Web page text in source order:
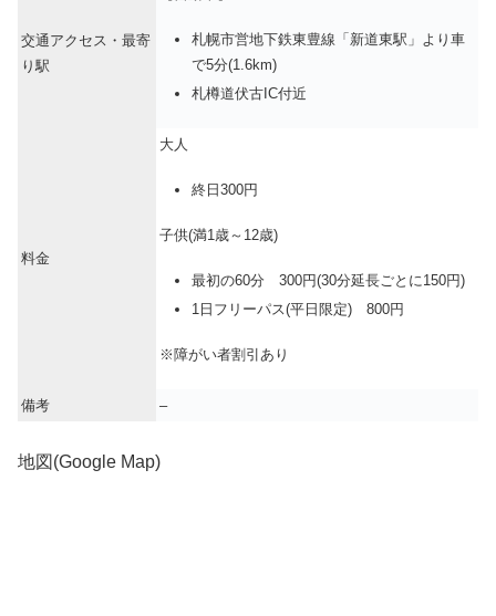
交通アクセス・最寄
り駅
札幌市営地下鉄東豊線「新道東駅」より車
で5分(1.6km)
札樽道伏古IC付近
料金
大人
終日300円
子供(満1歳～12歳)
最初の60分 300円(30分延長ごとに150円)
1日フリーパス(平日限定) 800円
※障がい者割引あり
備考 –
地図(Google Map)